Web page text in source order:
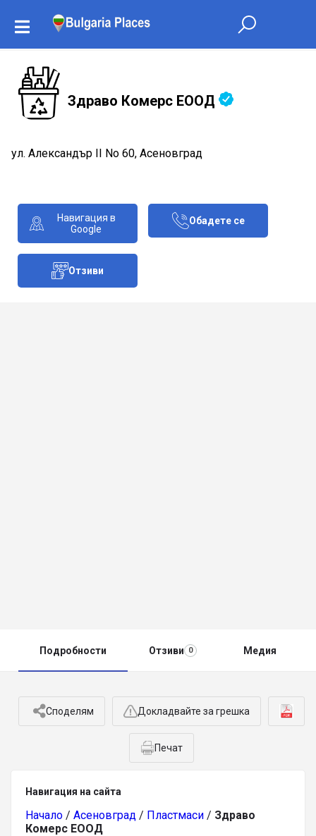
Здраво Комерс ЕООД
ул. Александър II No 60, Асеновград
Навигация в
Google
Обадете се
Отзиви
Подробности Отзиви 0 Медия
Споделям Докладвайте за грешка
Печат
Навигация на сайта
Начало / Асеновград / Пластмаси / Здраво
Комерс ЕООД